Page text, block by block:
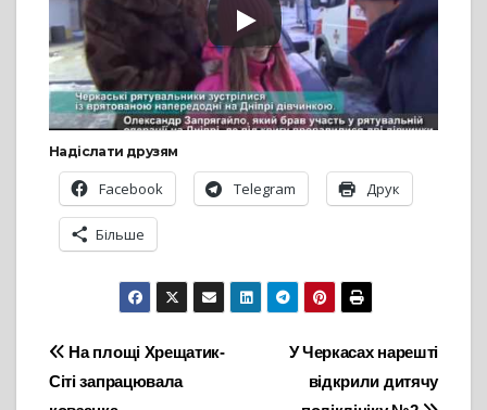
Надіслати друзям
Facebook Telegram Друк
Більше
Навігація
У Черкасах нарешті
відкрили дитячу
На площі Хрещатик-
Сіті запрацювала